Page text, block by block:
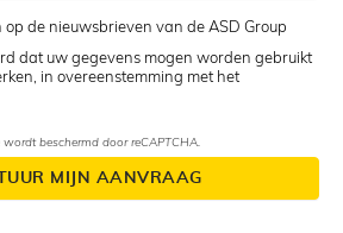
op de nieuwsbrieven van de ASD Group
dat uw gegevens mogen worden gebruikt
in overeenstemming met het
wordt beschermd door reCAPTCHA.
MIJN AANVRAAG